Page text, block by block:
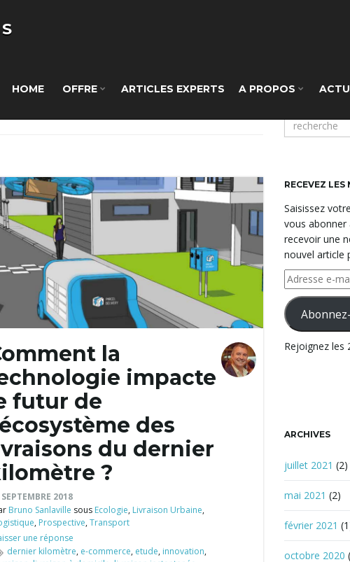
HOME OFFRE ARTICLES EXPERTS A PROPOS
la
impacte
futur de
des
du dernier
?
2018
Bruno Sanlaville sous Ecologie, Livraison Urbaine,
, Prospective,Transport
une réponse
dernier kilomètre, e-commerce, etude, innovation,
m
o
l
d
e
r
e
c
h
e
r
h
RECEVEZ LES
Saisissez
vous abonner
recevoir une
nouvel article
Adresse
e-
mail
Rejoignez les
ARCHIVES
juillet 2021 (2)
mai 2021 (2)
février 2021
octobre 2020